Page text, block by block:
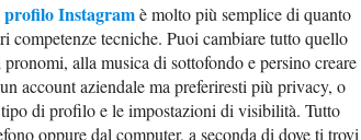
profilo Instagramè molto più semplice di quanto
competenze tecniche. Puoi cambiare tutto quello
alla musica di sottofondo e persino creare
account aziendale ma preferiresti più privacy, o
di profilo e le impostazioni di visibilità. Tutto
oppure dal computer, a seconda di dove ti trovi